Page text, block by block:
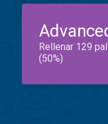
Rellenar 129
(50%)